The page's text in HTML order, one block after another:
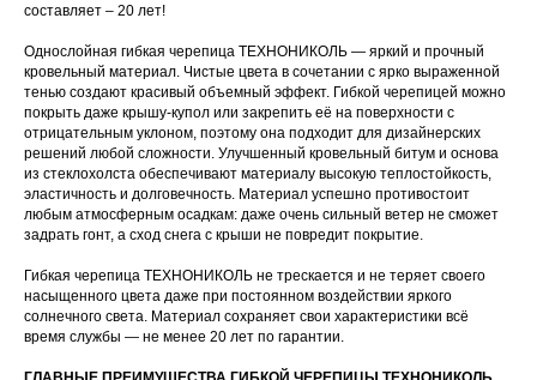
составляет – 20 лет!
Однослойная гибкая черепица ТЕХНОНИКОЛЬ — яркий и прочный
кровельный материал. Чистые цвета в сочетании с ярко выраженной
тенью создают красивый объемный эффект. Гибкой черепицей можно
покрыть даже крышу-купол или закрепить её на поверхности с
отрицательным уклоном, поэтому она подходит для дизайнерских
решений любой сложности. Улучшенный кровельный битум и основа
из стеклохолста обеспечивают материалу высокую теплостойкость,
эластичность и долговечность. Материал успешно противостоит
любым атмосферным осадкам: даже очень сильный ветер не сможет
задрать гонт, а сход снега с крыши не повредит покрытие.
Гибкая черепица ТЕХНОНИКОЛЬ не трескается и не теряет своего
насыщенного цвета даже при постоянном воздействии яркого
солнечного света. Материал сохраняет свои характеристики всё
время службы — не менее 20 лет по гарантии.